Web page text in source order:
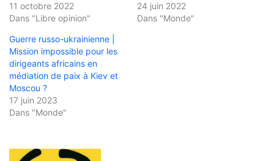
11 octobre 2022
Dans "Libre opinion"
24 juin 2022
Dans "Monde"
Guerre russo-ukrainienne |
Mission impossible pour les
dirigeants africains en
médiation de paix à Kiev et
Moscou ?
17 juin 2023
Dans "Monde"